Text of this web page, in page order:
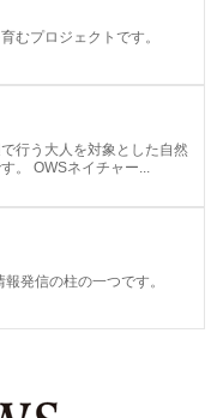
むプロジェクトです。
行う大人を対象とした自然
。 OWSネイチャー...
発信の柱の一つです。